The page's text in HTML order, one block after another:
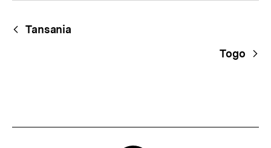
Begriffsnavigation
Content-
Navigation
Tansania
Togo